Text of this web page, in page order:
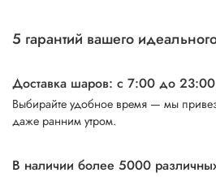
5 гарантий вашего
Доставка шаров: с 7:00 до
Выбирайте удобное время — мы
даже ранним утром.
В наличии более 5000